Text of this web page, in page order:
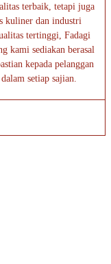
terbaik, tetapi juga
kuliner dan industri
tertinggi, Fadagi
kami sediakan berasal
kepada pelanggan
setiap sajian.